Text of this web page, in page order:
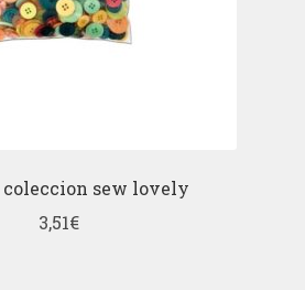
coleccion sew lovely
3,51€